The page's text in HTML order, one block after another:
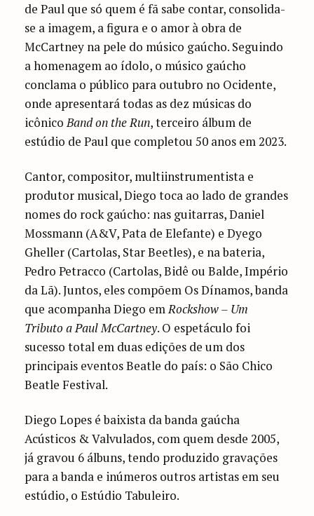
de Paul que só quem é fã sabe contar, consolida-
se a imagem, a figura e o amor à obra de
McCartney na pele do músico gaúcho. Seguindo
a homenagem ao ídolo, o músico gaúcho
conclama o público para outubro no Ocidente,
onde apresentará todas as dez músicas do
icônicoBand on the Run, terceiro álbum de
estúdio de Paul que completou 50 anos em 2023.
Cantor, compositor, multiinstrumentista e
produtor musical, Diego toca ao lado de grandes
nomes do rock gaúcho: nas guitarras, Daniel
Mossmann (A&V, Pata de Elefante) e Dyego
Gheller (Cartolas, Star Beetles), e na bateria,
Pedro Petracco (Cartolas, Bidê ou Balde, Império
da Lã). Juntos, eles compõem Os Dínamos, banda
que acompanha Diego emRockshow – Um
Tributo a Paul McCartney. O espetáculo foi
sucesso total em duas edições de um dos
principais eventos Beatle do país: o São Chico
Beatle Festival.
Diego Lopes é baixista da banda gaúcha
Acústicos & Valvulados, com quem desde 2005,
já gravou 6 álbuns, tendo produzido gravações
para a banda e inúmeros outros artistas em seu
estúdio, o Estúdio Tabuleiro.